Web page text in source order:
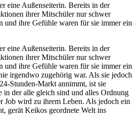
eine Außenseiterin. Bereits in der
ihrer Mitschüler nur schwer
und ihre Gefühle waren für sie immer ein
eine Außenseiterin. Bereits in der
ihrer Mitschüler nur schwer
und ihre Gefühle waren für sie immer ein
irgendwo zugehörig war. Als sie jedoch
Stunden-Markt annimmt, ist sie
in der alle gleich sind und alles Ordnung
Job wird zu ihrem Leben. Als jedoch ein
gerät Keikos geordnete Welt ins